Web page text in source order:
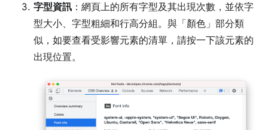
字型資訊 ：網頁上的所有字型及其出現次數，並依字
型大小、字型粗細和行高分組。與「顏色」 部分類
似，如要查看受影響元素的清單，請按一下該元素的
出現位置。